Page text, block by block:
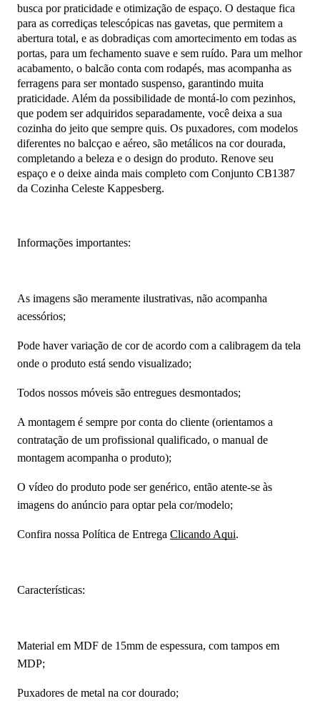
busca por praticidade e otimização de espaço. O destaque fica
para as corrediças telescópicas nas gavetas, que permitem a
abertura total, e as dobradiças com amortecimento em todas as
portas, para um fechamento suave e sem ruído. Para um melhor
acabamento, o balcão conta com rodapés, mas acompanha as
ferragens para ser montado suspenso, garantindo muita
praticidade. Além da possibilidade de montá-lo com pezinhos,
que podem ser adquiridos separadamente, você deixa a sua
cozinha do jeito que sempre quis. Os puxadores, com modelos
diferentes no balcçao e aéreo, são metálicos na cor dourada,
completando a beleza e o design do produto. Renove seu
espaço e o deixe ainda mais completo com Conjunto CB1387
da Cozinha Celeste Kappesberg.
Informações importantes:
As imagens são meramente ilustrativas, não acompanha
acessórios;
Pode haver variação de cor de acordo com a calibragem da tela
onde o produto está sendo visualizado;
Todos nossos móveis são entregues desmontados;
A montagem é sempre por conta do cliente (orientamos a
contratação de um profissional qualificado, o manual de
montagem acompanha o produto);
O vídeo do produto pode ser genérico, então atente-se às
imagens do anúncio para optar pela cor/modelo;
Confira nossa Política de Entrega Clicando Aqui.
Características:
Material em MDF de 15mm de espessura, com tampos em
MDP;
Puxadores de metal na cor dourado;